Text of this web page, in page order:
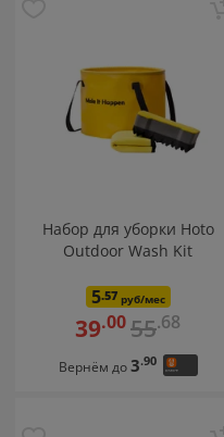
Набор для уборки Hoto
Outdoor Wash Kit
5.57руб/мес
39.0055.68
Вернём до3.90